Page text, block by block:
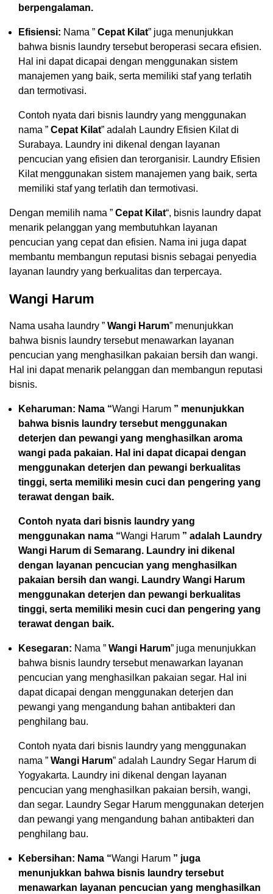
berpengalaman.
Efisiensi: Nama ” Cepat Kilat” juga menunjukkan
bahwa bisnis laundry tersebut beroperasi secara efisien.
Hal ini dapat dicapai dengan menggunakan sistem
manajemen yang baik, serta memiliki staf yang terlatih
dan termotivasi.
Contoh nyata dari bisnis laundry yang menggunakan
nama ” Cepat Kilat” adalah Laundry Efisien Kilat di
Surabaya. Laundry ini dikenal dengan layanan
pencucian yang efisien dan terorganisir. Laundry Efisien
Kilat menggunakan sistem manajemen yang baik, serta
memiliki staf yang terlatih dan termotivasi.
Dengan memilih nama ” Cepat Kilat“, bisnis laundry dapat
menarik pelanggan yang membutuhkan layanan
pencucian yang cepat dan efisien. Nama ini juga dapat
membantu membangun reputasi bisnis sebagai penyedia
layanan laundry yang berkualitas dan terpercaya.
Wangi Harum
Nama usaha laundry ” Wangi Harum” menunjukkan
bahwa bisnis laundry tersebut menawarkan layanan
pencucian yang menghasilkan pakaian bersih dan wangi.
Hal ini dapat menarik pelanggan dan membangun reputasi
bisnis.
Keharuman: Nama “Wangi Harum ” menunjukkan
bahwa bisnis laundry tersebut menggunakan
deterjen dan pewangi yang menghasilkan aroma
wangi pada pakaian. Hal ini dapat dicapai dengan
menggunakan deterjen dan pewangi berkualitas
tinggi, serta memiliki mesin cuci dan pengering yang
terawat dengan baik.
Contoh nyata dari bisnis laundry yang
menggunakan nama “Wangi Harum ” adalah Laundry
Wangi Harum di Semarang. Laundry ini dikenal
dengan layanan pencucian yang menghasilkan
pakaian bersih dan wangi. Laundry Wangi Harum
menggunakan deterjen dan pewangi berkualitas
tinggi, serta memiliki mesin cuci dan pengering yang
terawat dengan baik.
Kesegaran: Nama ” Wangi Harum” juga menunjukkan
bahwa bisnis laundry tersebut menawarkan layanan
pencucian yang menghasilkan pakaian segar. Hal ini
dapat dicapai dengan menggunakan deterjen dan
pewangi yang mengandung bahan antibakteri dan
penghilang bau.
Contoh nyata dari bisnis laundry yang menggunakan
nama ” Wangi Harum” adalah Laundry Segar Harum di
Yogyakarta. Laundry ini dikenal dengan layanan
pencucian yang menghasilkan pakaian bersih, wangi,
dan segar. Laundry Segar Harum menggunakan deterjen
dan pewangi yang mengandung bahan antibakteri dan
penghilang bau.
Kebersihan: Nama “Wangi Harum ” juga
menunjukkan bahwa bisnis laundry tersebut
menawarkan layanan pencucian yang menghasilkan